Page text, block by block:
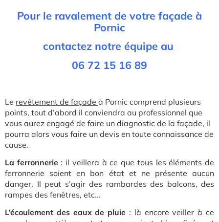
Pour le ravalement de votre façade à
Pornic
contactez notre équipe au
06 72 15 16 89
Le revêtement de façade à Pornic comprend plusieurs
points, tout d’abord il conviendra au professionnel que
vous aurez engagé de faire un diagnostic de la façade, il
pourra alors vous faire un devis en toute connaissance de
cause.
La ferronnerie: il veillera à ce que tous les éléments de
ferronnerie soient en bon état et ne présente aucun
danger. Il peut s’agir des rambardes des balcons, des
rampes des fenêtres, etc…
L’écoulement des eaux de pluie : là encore veiller à ce